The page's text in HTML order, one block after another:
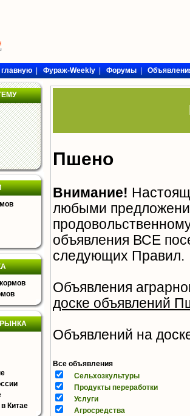
|Фураж-Weekly|Форумы|
Китае
Пшено
Внимание!
любыми
объявления ВСЕ
следующих Правил.
Объявления
доске объявлений
Объявлений на
Все объявления
Сельхозкультуры
Продукты переработки
Услуги
Агросредства